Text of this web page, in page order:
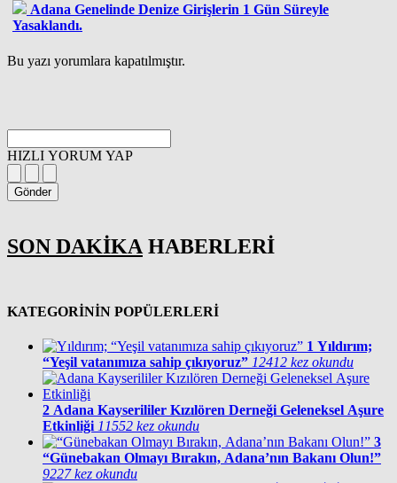
Adana Genelinde Denize Girişlerin 1 Gün Süreyle
Yasaklandı.
Bu yazı yorumlara kapatılmıştır.
HIZLI YORUM YAP
Gönder
SON DAKİKA HABERLERİ
KATEGORİNİN POPÜLERLERİ
1 Yıldırım;
“Yeşil vatanımıza sahip çıkıyoruz” 12412 kez okundu
2 Adana Kayserililer Kızılören Derneği Geleneksel Aşure
Etkinliği 11552 kez okundu
3
“Günebakan Olmayı Bırakın, Adana’nın Bakanı Olun!”
9227 kez okundu